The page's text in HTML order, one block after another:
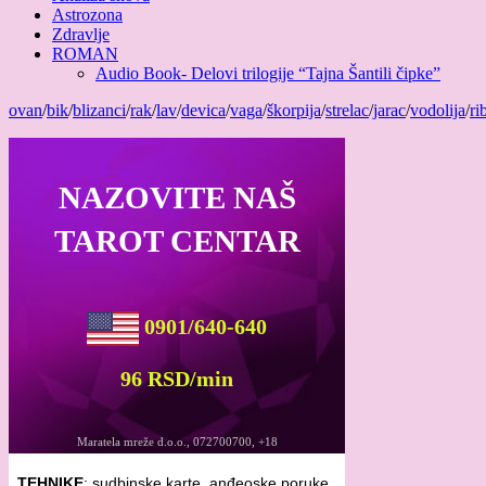
Astrozona
Zdravlje
ROMAN
Audio Book- Delovi trilogije “Tajna Šantili čipke”
ovan/bik/blizanci/rak/lav/devica/vaga/škorpija/strelac/jarac/vodolija/